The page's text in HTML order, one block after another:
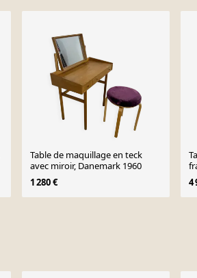
Table de maquillage en teck
avec miroir, Danemark 1960
1 280 €
4